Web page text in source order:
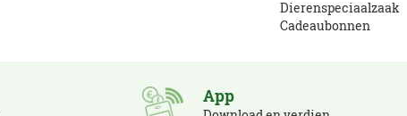
Dierenspeciaalzaak
Cadeaubonnen
App